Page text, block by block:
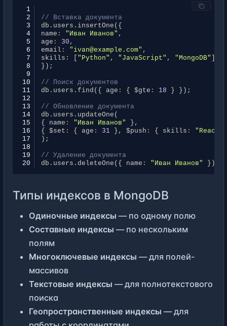
1
2
// Вставка документа
3
db . users . insertOne ({
4
name : "Иван Иванов" ,
5
age : 30 ,
6
email : "ivan@example.com" ,
7
skills : "Python" , "JavaScript" , "MongoDB"
8
});
9
10
// Поиск документов
11
db . users . find ({ age : { $gte : 18 }
});
12
13
// Обновление документа
14
db . users . updateOne (
15
{ name : "Иван Иванов"
},
16
{ $set : { age : 31 }, $push : { skills :
"React"
17
);
18
19
// Удаление документа
20
db . users . deleteOne ({ name : "Иван Иванов" });
Типы индексов в MongoDB
Одиночные индексы — по одному полю
Составные индексы — по нескольким
полям
Многоключевые индексы — для полей-
массивов
Текстовые индексы — для полнотекстового
поиска
Геопространственные индексы — для